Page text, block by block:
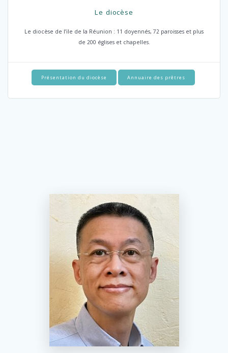
Le diocèse
Le diocèse de l’ïle de la Réunion : 11 doyennés, 72 paroisses et plus
de 200 églises et chapelles.
Présentation du diocèse Annuaire des prêtres